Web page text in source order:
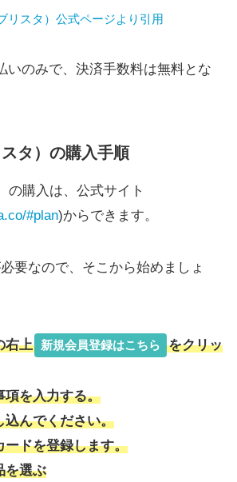
リスタ）公式ページより引用
いのみで、決済手数料は無料とな
タ）の購入手順
の購入は、公式サイト
#plan)からできます。
要なので、そこから始めましょ
右上 新規会員登録はこちら
をクリッ
項を入力する。
込んでください。
ードを登録します。
を選ぶ